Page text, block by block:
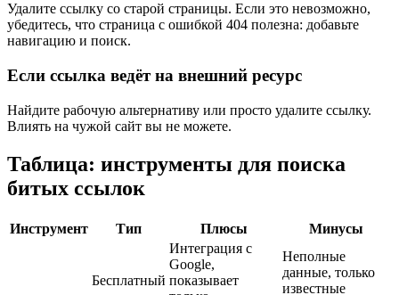
Удалите ссылку со старой страницы. Если это невозможно,
убедитесь, что страница с ошибкой 404 полезна: добавьте
навигацию и поиск.
Если ссылка ведёт на внешний ресурс
Найдите рабочую альтернативу или просто удалите ссылку.
Влиять на чужой сайт вы не можете.
Таблица: инструменты для поиска
битых ссылок
Инструмент Тип Плюсы Минусы
Бесплатный
Интеграция с
Google,
показывает
Неполные
данные, только
известные